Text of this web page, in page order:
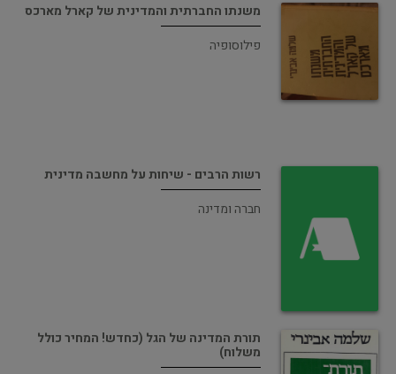
משנתו החברתית והמדינית של קארל מארכס
פילוסופיה
רשות הרבים - שיחות על מחשבה מדינית
חברה ומדינה
תורת המדינה של הגל (כחדש! המחיר כולל
משלוח)